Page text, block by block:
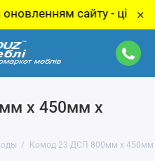
сайту - ціну за ×
x 450мм x
Комод 23 ДСП 800мм x